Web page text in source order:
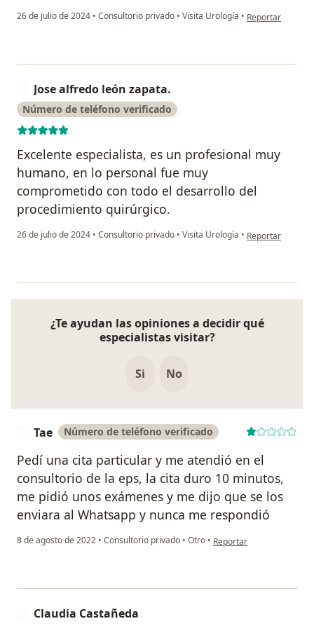
26 de julio de 2024 • Consultorio privado • Visita Urología • en opinión del
Reportar
Jose alfredo león zapata.
Número de teléfono verificado
Excelente especialista, es un profesional muy
humano, en lo personal fue muy
comprometido con todo el desarrollo del
procedimiento quirúrgico.
26 de julio de 2024 • Consultorio privado • Visita Urología • en opinión del
Reportar
¿Te ayudan las opiniones a decidir qué
especialistas visitar?
Si No
Tae Número de teléfono verificado
Pedí una cita particular y me atendió en el
consultorio de la eps, la cita duro 10 minutos,
me pidió unos exámenes y me dijo que se los
enviara al Whatsapp y nunca me respondió
8 de agosto de 2022 • Consultorio privado • Otro • en opinión del usuario Tae
Reportar
Claudia Castañeda